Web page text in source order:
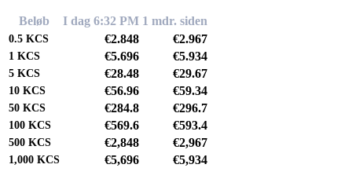
Beløb I dag 6:32 PM 1 mdr. siden
0.5 KCS €2.848 €2.967
1 KCS €5.696 €5.934
5 KCS €28.48 €29.67
10 KCS €56.96 €59.34
50 KCS €284.8 €296.7
100 KCS €569.6 €593.4
500 KCS €2,848 €2,967
1,000 KCS €5,696 €5,934